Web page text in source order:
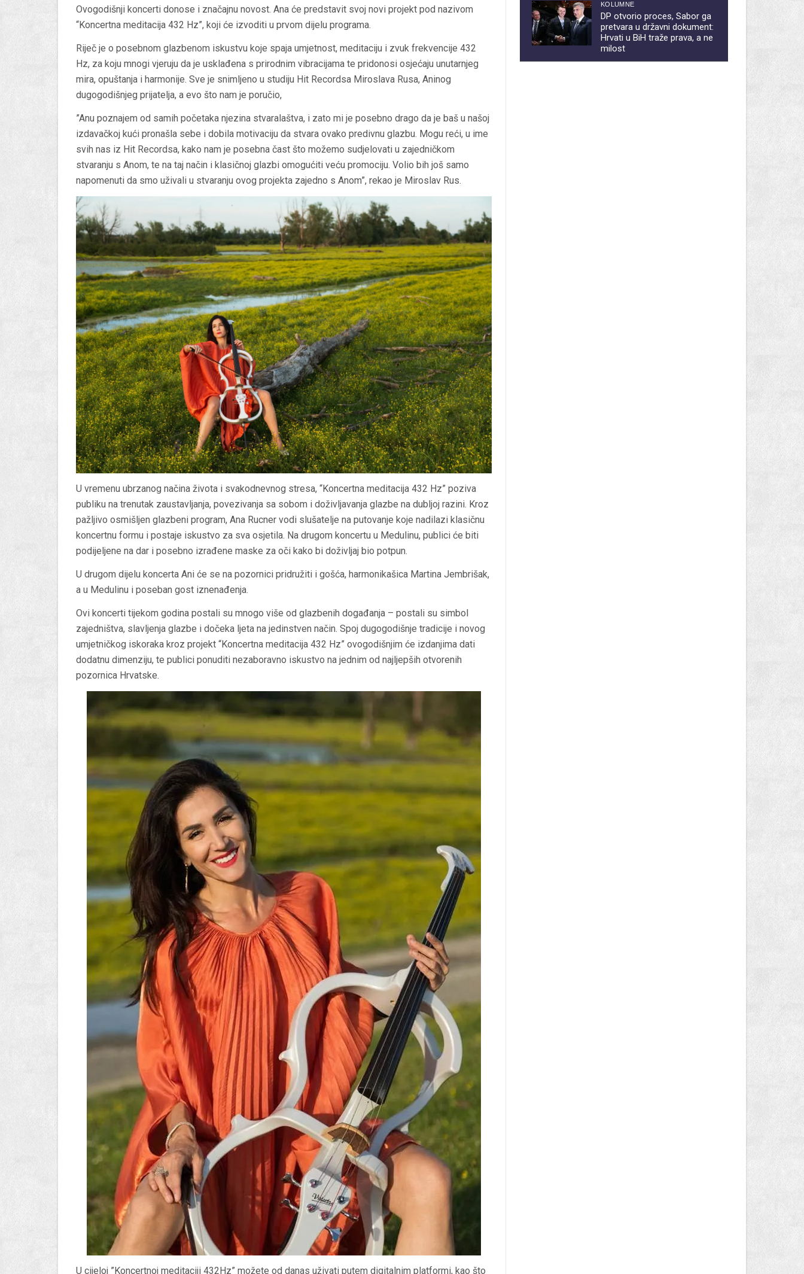
Ovogodišnji koncerti donose i značajnu novost. Ana će predstavit svoj novi projekt pod nazivom
“Koncertna meditacija 432 Hz”, koji će izvoditi u prvom dijelu programa.
Riječ je o posebnom glazbenom iskustvu koje spaja umjetnost, meditaciju i zvuk frekvencije 432
Hz, za koju mnogi vjeruju da je usklađena s prirodnim vibracijama te pridonosi osjećaju unutarnjeg
mira, opuštanja i harmonije. Sve je snimljeno u studiju Hit Recordsa Miroslava Rusa, Aninog
dugogodišnjeg prijatelja, a evo što nam je poručio,
”Anu poznajem od samih početaka njezina stvaralaštva, i zato mi je posebno drago da je baš u našoj
izdavačkoj kući pronašla sebe i dobila motivaciju da stvara ovako predivnu glazbu. Mogu reći, u ime
svih nas iz Hit Recordsa, kako nam je posebna čast što možemo sudjelovati u zajedničkom
stvaranju s Anom, te na taj način i klasičnoj glazbi omogućiti veću promociju. Volio bih još samo
napomenuti da smo uživali u stvaranju ovog projekta zajedno s Anom”, rekao je Miroslav Rus.
U vremenu ubrzanog načina života i svakodnevnog stresa, “Koncertna meditacija 432 Hz” poziva
publiku na trenutak zaustavljanja, povezivanja sa sobom i doživljavanja glazbe na dubljoj razini. Kroz
pažljivo osmišljen glazbeni program, Ana Rucner vodi slušatelje na putovanje koje nadilazi klasičnu
koncertnu formu i postaje iskustvo za sva osjetila. Na drugom koncertu u Medulinu, publici će biti
podijeljene na dar i posebno izrađene maske za oči kako bi doživljaj bio potpun.
U drugom dijelu koncerta Ani će se na pozornici pridružiti i gošća, harmonikašica Martina Jembrišak,
a u Medulinu i poseban gost iznenađenja.
Ovi koncerti tijekom godina postali su mnogo više od glazbenih događanja – postali su simbol
zajedništva, slavljenja glazbe i dočeka ljeta na jedinstven način. Spoj dugogodišnje tradicije i novog
umjetničkog iskoraka kroz projekt “Koncertna meditacija 432 Hz” ovogodišnjim će izdanjima dati
dodatnu dimenziju, te publici ponuditi nezaboravno iskustvo na jednim od najljepših otvorenih
pozornica Hrvatske.
U cijeloj ”Koncertnoj meditaciji 432Hz” možete od danas uživati putem digitalnim platformi, kao što
KOLUMNE
DP otvorio proces, Sabor ga
pretvara u državni dokument:
Hrvati u BiH traže prava, a ne
milost